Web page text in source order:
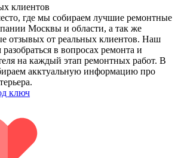
клиентов
где мы собираем лучшие ремонтные
Москвы и области, а так же
отзывых от реальных клиентов. Наш
в вопросах ремонта и
на каждый этап ремонтных работ. В
акктуальную информацию про
ключ